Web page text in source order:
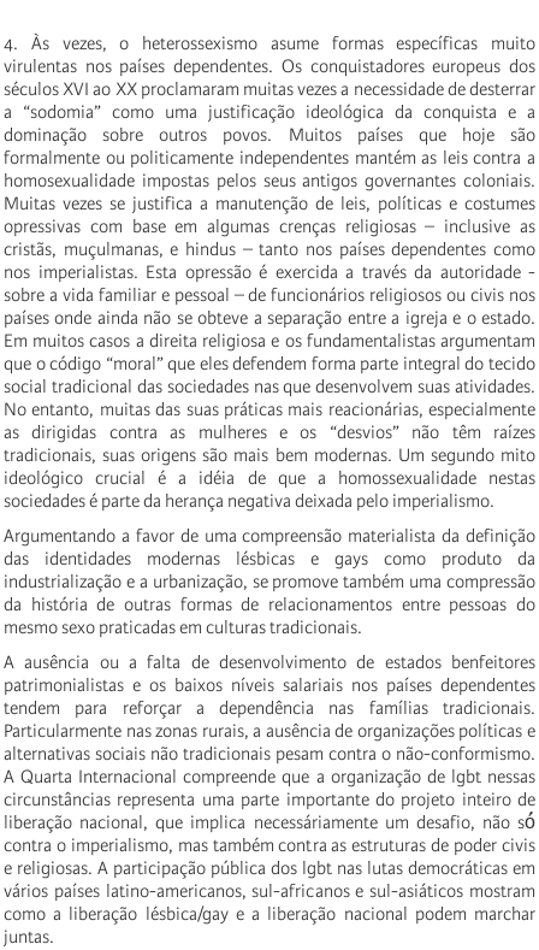
4. Às vezes, o heterossexismo asume formas específicas muito
virulentas nos países dependentes. Os conquistadores europeus dos
séculos XVI ao XX proclamaram muitas vezes a necessidade de desterrar
a “sodomia” como uma justificação ideológica da conquista e a
dominação sobre outros povos. Muitos países que hoje são
formalmente ou politicamente independentes mantém as leis contra a
homosexualidade impostas pelos seus antigos governantes coloniais.
Muitas vezes se justifica a manutenção de leis, políticas e costumes
opressivas com base em algumas crenças religiosas – inclusive as
cristãs, muçulmanas, e hindus – tanto nos países dependentes como
nos imperialistas. Esta opressão é exercida a través da autoridade -
sobre a vida familiar e pessoal – de funcionários religiosos ou civis nos
países onde ainda não se obteve a separação entre a igreja e o estado.
Em muitos casos a direita religiosa e os fundamentalistas argumentam
que o código “moral” que eles defendem forma parte integral do tecido
social tradicional das sociedades nas que desenvolvem suas atividades.
No entanto, muitas das suas práticas mais reacionárias, especialmente
as dirigidas contra as mulheres e os “desvios” não têm raízes
tradicionais, suas origens são mais bem modernas. Um segundo mito
ideológico crucial é a idéia de que a homossexualidade nestas
sociedades é parte da herança negativa deixada pelo imperialismo.
Argumentando a favor de uma compreensão materialista da definição
das identidades modernas lésbicas e gays como produto da
industrialização e a urbanização, se promove também uma compressão
da história de outras formas de relacionamentos entre pessoas do
mesmo sexo praticadas em culturas tradicionais.
A ausência ou a falta de desenvolvimento de estados benfeitores
patrimonialistas e os baixos níveis salariais nos países dependentes
tendem para reforçar a dependência nas famílias tradicionais.
Particularmente nas zonas rurais, a ausência de organizações políticas e
alternativas sociais não tradicionais pesam contra o não-conformismo.
A Quarta Internacional compreende que a organização de lgbt nessas
circunstâncias representa uma parte importante do projeto inteiro de
liberação nacional, que implica necessáriamente um desafio, não só́
contra o imperialismo, mas também contra as estruturas de poder civis
e religiosas. A participação pública dos lgbt nas lutas democráticas em
vários países latino-americanos, sul-africanos e sul-asiáticos mostram
como a liberação lésbica/gay e a liberação nacional podem marchar
juntas.